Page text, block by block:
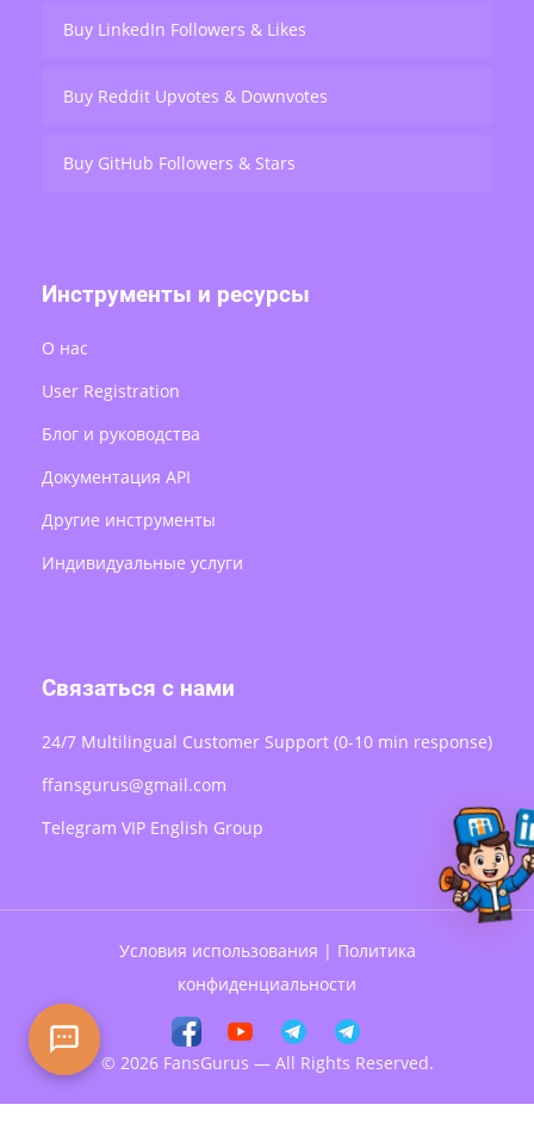
Buy LinkedIn Followers & Likes
Buy Reddit Upvotes & Downvotes
Buy GitHub Followers & Stars
Инструменты и ресурсы
О нас
User Registration
Блог и руководства
Документация API
Другие инструменты
Индивидуальные услуги
Связаться с нами
24/7 Multilingual Customer Support (0-10 min response)
ffansgurus@gmail.com
Telegram VIP English Group
Условия использования | Политика
конфиденциальности
© 2026 FansGurus — All Rights Reserved.